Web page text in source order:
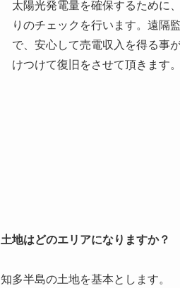
太陽光発電量を確保するために
りのチェックを行います。遠隔
で、安心して売電収入を得る事
けつけて復旧をさせて頂きます。
土地はどのエリアになりますか？
知多半島の土地を基本とします。